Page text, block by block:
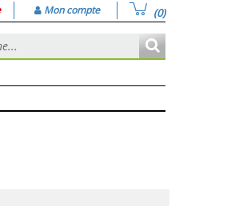
Mon compte (0)